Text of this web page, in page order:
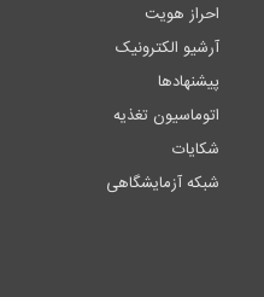
احراز هویت
آرشیو الکترونیک
پیشنهادها
اتوماسیون تغذیه
شکایات
شبکه آزمایشگاهی